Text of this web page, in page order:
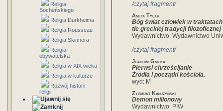
Religia
Bocheńskiego
Religia Durkheima
Religia Rousseau
Religia Skinnera
Religia
obywatelska
Religia w XIX wieku
Religia w kulturze
Rozwój historii
religii
/czytaj fragment/
Aneta Tylak
Bóg świat człowiek w
tle greckiej tradycji filozoficznej
Wydawnictwo: Wydawnictwo
/czytaj fragment/
Joachim Gnilka
Pierwsi chrześcijanie
Źródła i początki kościoła.
wyd: M
Zygmunt Kałużyński
Demon milionowy
Wydawnictwo: PIW